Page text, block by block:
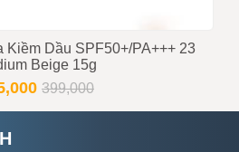
Kiềm Dầu SPF50+/PA+++ 23
Beige 15g
399,000